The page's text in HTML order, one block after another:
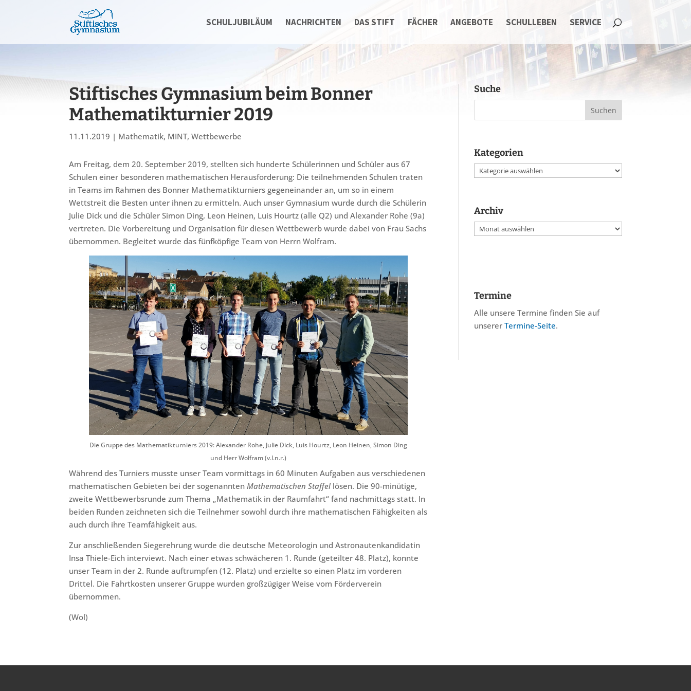
SCHULJUBILÄUM NACHRICHTEN DAS STIFT FÄCHER ANGEBOTE SCHULLEBEN SERVICE
Stiftisches Gymnasium beim Bonner
Mathematikturnier 2019
11.11.2019 | Mathematik, MINT,Wettbewerbe
Am Freitag, dem 20. September 2019, stellten sich hunderte Schülerinnen und Schüler aus 67
Schulen einer besonderen mathematischen Herausforderung: Die teilnehmenden Schulen traten
in Teams im Rahmen des Bonner Mathematikturniers gegeneinander an, um so in einem
Wettstreit die Besten unter ihnen zu ermitteln. Auch unser Gymnasium wurde durch die Schülerin
Julie Dick und die Schüler Simon Ding, Leon Heinen, Luis Hourtz (alle Q2) und Alexander Rohe (9a)
vertreten. Die Vorbereitung und Organisation für diesen Wettbewerb wurde dabei von Frau Sachs
übernommen. Begleitet wurde das fünfköpfige Team von Herrn Wolfram.
Die Gruppe des Mathematikturniers 2019: Alexander Rohe, Julie Dick, Luis Hourtz, Leon Heinen, Simon Ding
und Herr Wolfram (v.l.n.r.)
Während des Turniers musste unser Team vormittags in 60 Minuten Aufgaben aus verschiedenen
mathematischen Gebieten bei der sogenanntenMathematischen Staffellösen. Die 90-minütige,
zweite Wettbewerbsrunde zum Thema „Mathematik in der Raumfahrt“ fand nachmittags statt. In
beiden Runden zeichneten sich die Teilnehmer sowohl durch ihre mathematischen Fähigkeiten als
auch durch ihre Teamfähigkeit aus.
Zur anschließenden Siegerehrung wurde die deutsche Meteorologin und Astronautenkandidatin
Insa Thiele-Eich interviewt. Nach einer etwas schwächeren 1. Runde (geteilter 48. Platz), konnte
unser Team in der 2. Runde auftrumpfen (12. Platz) und erzielte so einen Platz im vorderen
Drittel. Die Fahrtkosten unserer Gruppe wurden großzügiger Weise vom Förderverein
übernommen.
(Wol)
Suche
Kategorien
Kategorien
Archiv
Archiv
Termine
Alle unsere Termine finden Sie auf
unserer Termine-Seite.